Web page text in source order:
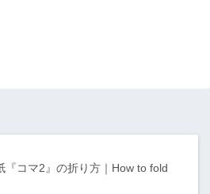
『コマ2』の折り方｜How to fold